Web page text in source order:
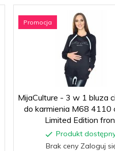
Promocja
MijaCulture - 3 w 1 bluza
do karmienia M68 4110
Limited Edition
Produkt
Brak ceny Zaloguj